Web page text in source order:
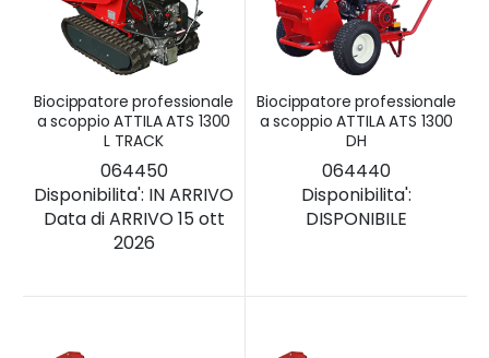
Biocippatore professionale
a scoppio ATTILA ATS 1300
L TRACK
064450
Disponibilita': IN ARRIVO
Data di ARRIVO 15 ott
2026
Biocippatore professionale
a scoppio ATTILA ATS 1300
DH
064440
Disponibilita':
DISPONIBILE